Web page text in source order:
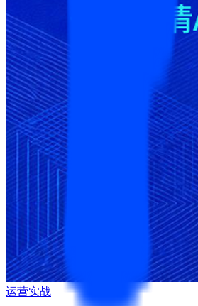
运营实战